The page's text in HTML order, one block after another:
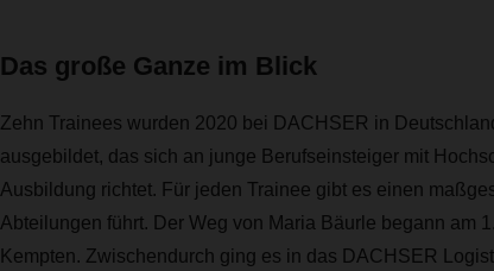
Das große Ganze im Blick
Zehn Trainees wurden 2020 bei DACHSER in
ausgebildet, das sich an junge Berufseinsteiger mit
Ausbildung richtet. Für jeden Trainee gibt es einen
Abteilungen führt. Der Weg von Maria Bäurle begann am
Kempten. Zwischendurch ging es in das DACHSER